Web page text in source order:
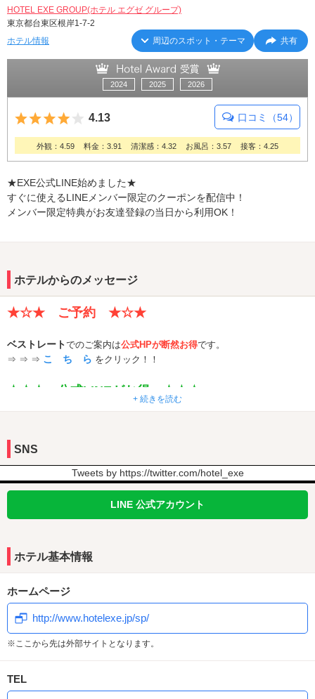
HOTEL EXE GROUP(ホテル エグゼ グループ)
東京都台東区根岸1-7-2
ホテル情報
周辺のスポット・テーマ 共有
2024 2025 2026
5つ星のうち4
4.13 口コミ（54）
外観：4.59 料金：3.91 清潔感：4.32 お風呂：3.57 接客：4.25
★EXE公式LINE始めました★
すぐに使えるLINEメンバー限定のクーポンを配信中！
メンバー限定特典がお友達登録の当日から利用OK！
ホテルからのメッセージ
★☆★ ご予約 ★☆★
ベストレートでのご案内は公式HPが断然お得です。
⇒ ⇒ ⇒ こ ち ら をクリック！！
★☆★ 公式LINEがお得 ★☆★
⇒ ⇒ ⇒
★☆☆ EXEだけのアレやコレ ★☆★
① ロビーのドリンクバーは無料で利用OK！
② 充実のアメニティバーもすべて無料！
③ 記念日にシャンパンとフラワーバスをプレゼント！
④ LINEメンバー様限定！ウェルカムスイーツが無料！
⑤ 他のラブホにはないクオリティとラインナップのお食事！
この機会に鶯谷一ラグジュアリーな空間でおくつろぎください♪
+ 続きを読む
SNS
Tweets by https://twitter.com/hotel_exe
LINE 公式アカウント
ホテル基本情報
ホームページ
http://www.hotelexe.jp/sp/
※ここから先は外部サイトとなります。
TEL